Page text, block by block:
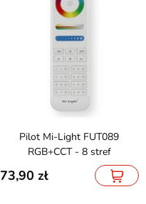
Pilot Mi-Light FUT089
RGB+CCT - 8 stref
73,90